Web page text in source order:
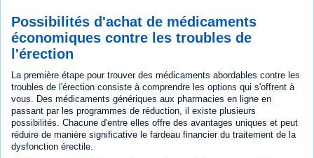
Possibilités d'achat de médicaments
économiques contre les troubles de
l'érection
La première étape pour trouver des médicaments abordables contre les
troubles de l'érection consiste à comprendre les options qui s'offrent à
vous. Des médicaments génériques aux pharmacies en ligne en
passant par les programmes de réduction, il existe plusieurs
possibilités. Chacune d'entre elles offre des avantages uniques et peut
réduire de manière significative le fardeau financier du traitement de la
dysfonction érectile.